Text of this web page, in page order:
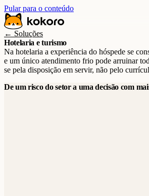
Pular para o conteúdo
← Soluções
Hotelaria e turismo
Na hotelaria a experiência do hóspede se
e um único atendimento frio pode arruinar
se pela disposição em servir, não pelo
De um risco do setor a uma decisão com